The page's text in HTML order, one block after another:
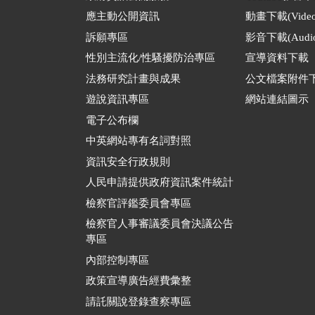
應主動公開資訊
訴願專區
性別主流化/性騷擾防治專區
法務研究計畫與成果
遊說資訊專區
電子公布欄
中英網站專有名詞對照
資訊安全行政規則
人民申請提供政府資訊案件統計
檢察官評鑑委員會專區
檢察官人事審議委員會決議公告
專區
內部控制專區
政策宣導廣告經費彙整
請託關說登錄查察專區
動畫下載
影音下載
宣導資料下載
公文檔案附件
網站連結圖示